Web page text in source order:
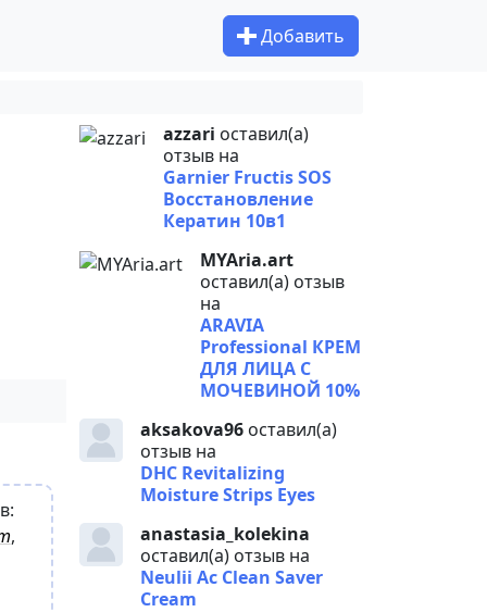
Добавить
,
azzari оставил(а)
отзыв на
Garnier Fructis SOS
Восстановление
Кератин 10в1
MYAria.art
оставил(а) отзыв
на
ARAVIA
Professional КРЕМ
ДЛЯ ЛИЦА С
МОЧЕВИНОЙ 10%
aksakova96 оставил(а)
отзыв на
DHC Revitalizing
Moisture Strips Eyes
anastasia_kolekina
оставил(а) отзыв на
Neulii Ac Clean Saver
Cream